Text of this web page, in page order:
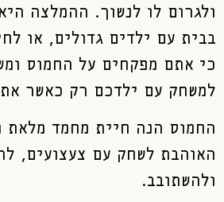
ולגרום לו לנשוך. ההמלצה
בבית עם ילדים גדולים, או
כי אתם מפקחים על החמוס
למשחק עם ילדכם רק כאשר
החמוס הנה חיית מחמד מלאת
האוהבת לשחק עם צעצועים,
ולהשתובב.